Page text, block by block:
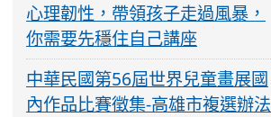
心理韌性，帶領孩子走過風暴，
你需要先穩住自己講座
中華民國第56屆世界兒童畫展國
內作品比賽徵集-高雄市複選辦法